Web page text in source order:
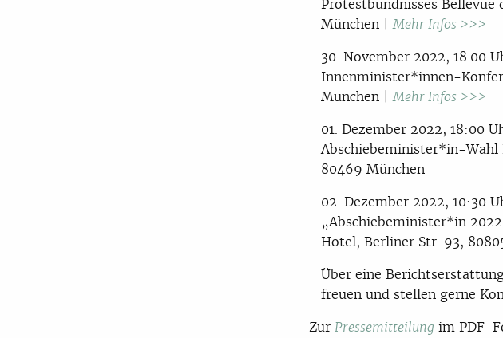
Protestbündnisses
München |Mehr Infos >>>
30. November 2022, 18.00
Innenminister*innen-
München |Mehr Infos >>>
01. Dezember 2022, 18:00
Abschiebeminister*in-Wahl
80469 München
02. Dezember 2022, 10:30
„Abschiebeminister*in
Hotel, Berliner Str. 93,
Über eine
freuen und stellen gerne
Zur Pressemitteilung im PDF-